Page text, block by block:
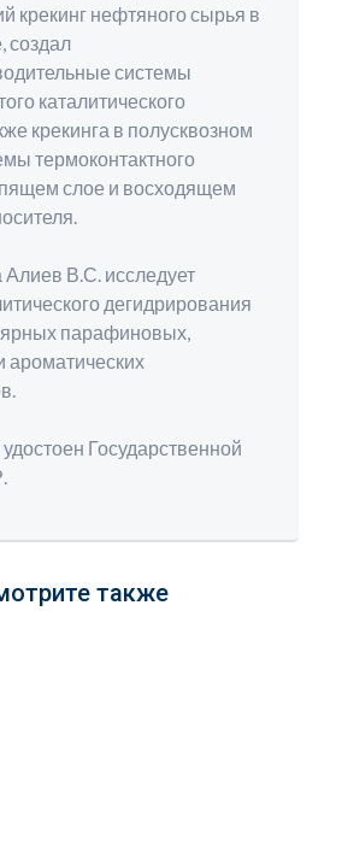
крекинг нефтяного сырья в
создал
системы
каталитического
крекинга в полусквозном
термоконтактного
слое и восходящем
В.С. исследует
дегидрирования
парафиновых,
Государственной
также